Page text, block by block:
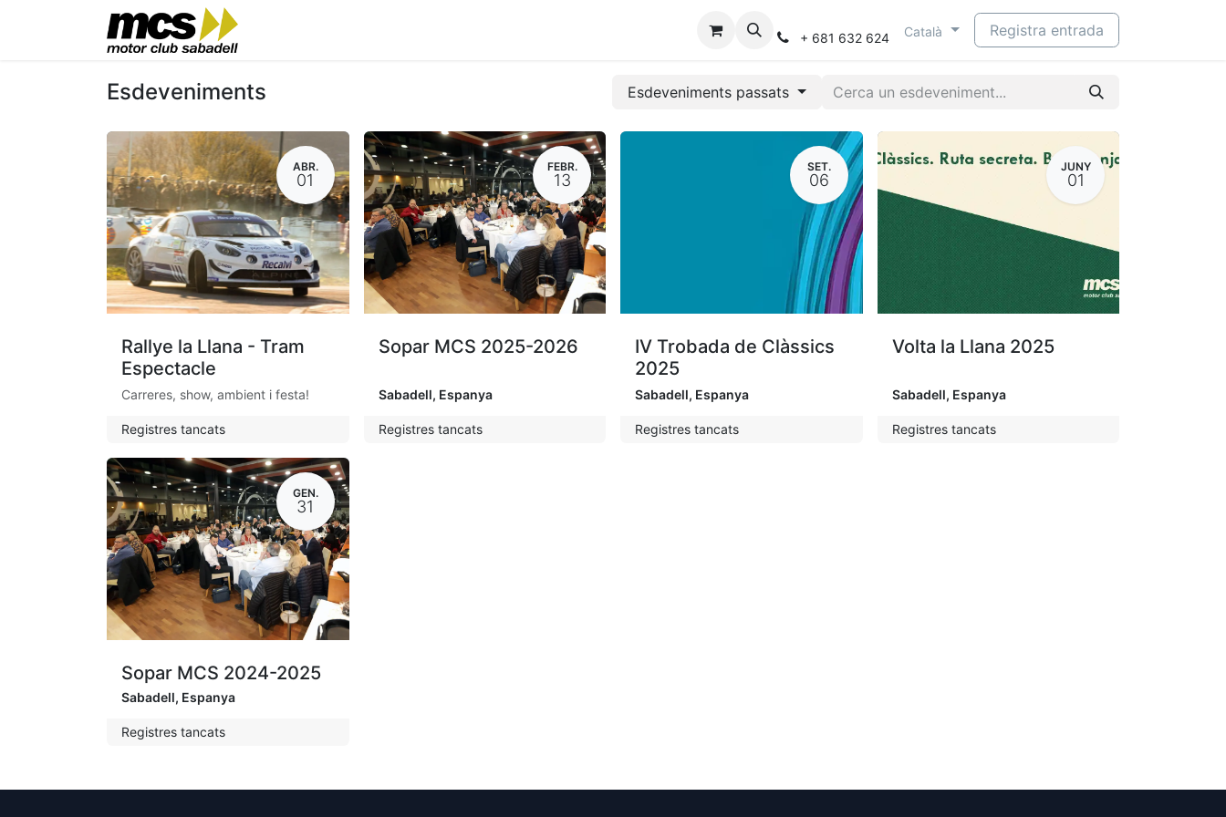
+ 681 632 624 Català Registra entrada
Esdeveniments Esdeveniments passats
ABR.
01
Rallye la Llana - Tram
Espectacle
Carreres, show, ambient i festa!
Registres tancats
FEBR.
13
Sopar MCS 2025-2026
Sabadell, Espanya
Registres tancats
SET.
06
IV Trobada de Clàssics
2025
Sabadell, Espanya
Registres tancats
JUNY
01
Volta la Llana 2025
Sabadell, Espanya
Registres tancats
GEN.
31
Sopar MCS 2024-2025
Sabadell, Espanya
Registres tancats